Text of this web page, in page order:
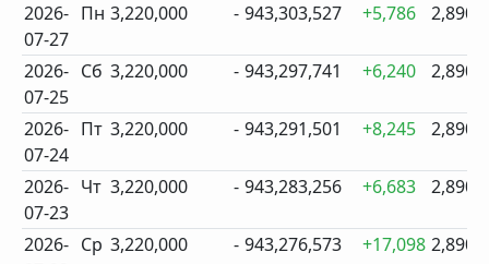
2026-
07-27
Пн 3,220,000 - 943,303,527 +5,786 2,890
2026-
07-25
Сб 3,220,000 - 943,297,741 +6,240 2,890
2026-
07-24
Пт 3,220,000 - 943,291,501 +8,245 2,890
2026-
07-23
Чт 3,220,000 - 943,283,256 +6,683 2,890
2026- Ср 3,220,000 - 943,276,573 +17,098 2,890